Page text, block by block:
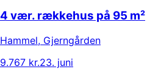
4 vær. rækkehus på 95 m²
Hammel, Gjerngården
9.767 kr.23. juni